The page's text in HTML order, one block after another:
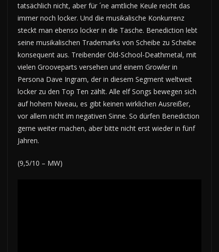
tatsächlich nicht, aber für ´ne amtliche Keule reicht das
immer noch locker. Und die musikalische Konkurrenz
steckt man ebenso locker in die Tasche. Benediction lebt
seine musikalischen Trademarks von Scheibe zu Scheibe
konsequent aus. Treibender Old-School-Deathmetal, mit
vielen Grooveparts versehen und einem Growler in
Persona Dave Ingram, der in diesem Segment weltweit
locker zu den Top Ten zählt. Alle elf Songs bewegen sich
auf hohem Niveau, es gibt keinen wirklichen Ausreißer,
vor allem nicht im negativen Sinne. So dürfen Benediction
gerne weiter machen, aber bitte nicht erst wieder in fünf
Jahren.
(9,5/10 – MW)